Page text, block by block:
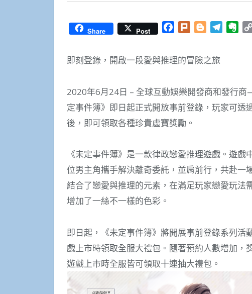
Share Post Facebook
Plurk Blogger
即刻登錄，開啟一段愛與推理的冒險之旅
2020年6月24日 – 全球互動娛樂開發商和發行
定事件簿》即日起正式開放事前登錄，玩家可
後，即可領取各種珍貴虛寶獎勵。
《未定事件簿》是一款律政戀愛推理遊戲。遊
位男主角攜手解決離奇委託，並肩前行，共赴一
結合了戀愛與推理的元素，在滿足玩家戀愛玩法
增加了一絲不一樣的色彩。
即日起，《未定事件簿》將開展事前登錄系列
戲上市時領取全服大禮包。隨著預約人數增加，
遊戲上市時全服皆可領取十連抽大禮包。